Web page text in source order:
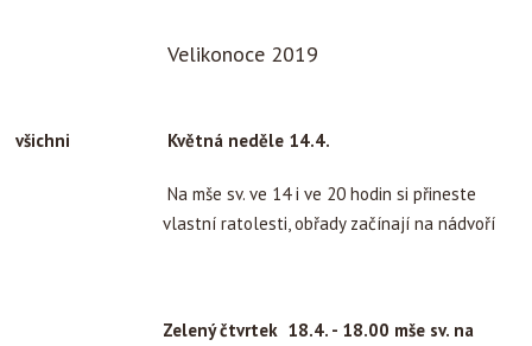
Velikonoce 2019
všichni Květná neděle 14.4.
Na mše sv. ve 14 i ve 20 hodin si přineste
vlastní ratolesti, obřady začínají na nádvoří
Zelený čtvrtek 18.4. - 18.00 mše sv. na